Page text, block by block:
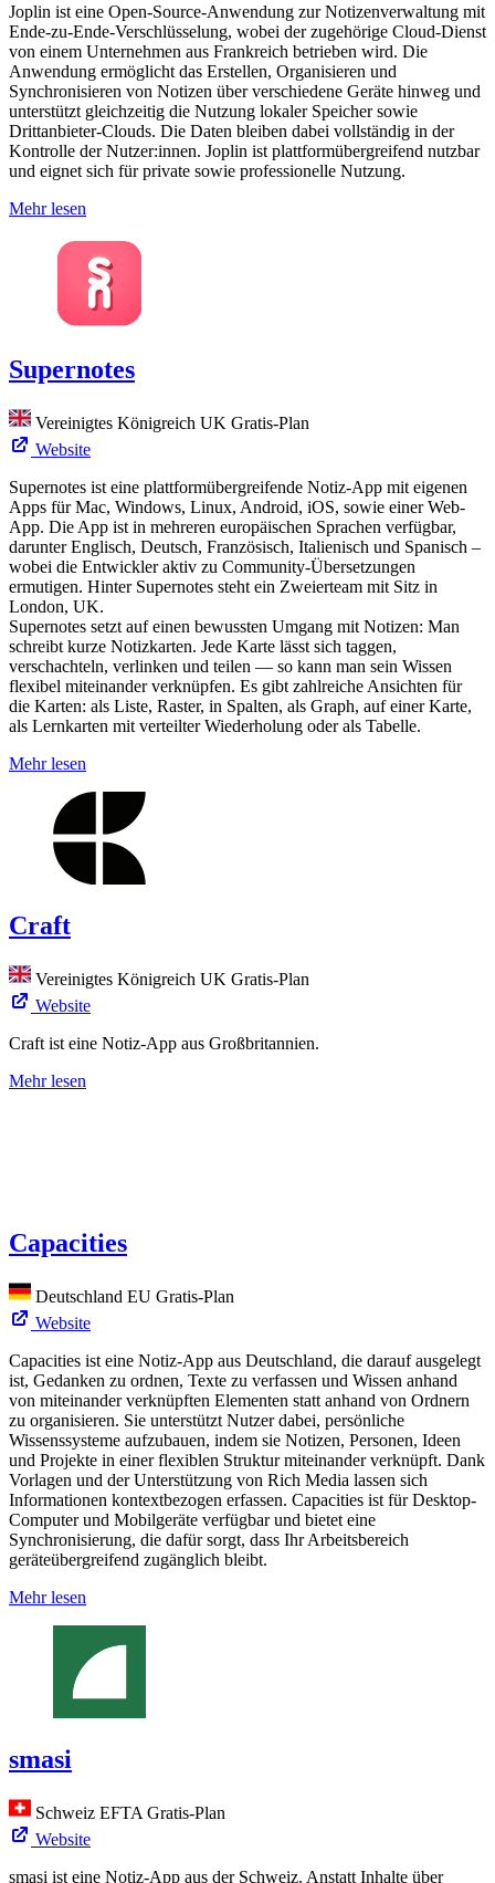
Joplin ist eine Open-Source-Anwendung zur Notizenverwaltung mit
Ende-zu-Ende-Verschlüsselung, wobei der zugehörige Cloud-Dienst
von einem Unternehmen aus Frankreich betrieben wird. Die
Anwendung ermöglicht das Erstellen, Organisieren und
Synchronisieren von Notizen über verschiedene Geräte hinweg und
unterstützt gleichzeitig die Nutzung lokaler Speicher sowie
Drittanbieter-Clouds. Die Daten bleiben dabei vollständig in der
Kontrolle der Nutzer:innen. Joplin ist plattformübergreifend nutzbar
und eignet sich für private sowie professionelle Nutzung.
Mehr lesen
Supernotes
Vereinigtes Königreich UK Gratis-Plan
Website
Supernotes ist eine plattformübergreifende Notiz-App mit eigenen
Apps für Mac, Windows, Linux, Android, iOS, sowie einer Web-
App. Die App ist in mehreren europäischen Sprachen verfügbar,
darunter Englisch, Deutsch, Französisch, Italienisch und Spanisch –
wobei die Entwickler aktiv zu Community-Übersetzungen
ermutigen. Hinter Supernotes steht ein Zweierteam mit Sitz in
London, UK.
Supernotes setzt auf einen bewussten Umgang mit Notizen: Man
schreibt kurze Notizkarten. Jede Karte lässt sich taggen,
verschachteln, verlinken und teilen — so kann man sein Wissen
flexibel miteinander verknüpfen. Es gibt zahlreiche Ansichten für
die Karten: als Liste, Raster, in Spalten, als Graph, auf einer Karte,
als Lernkarten mit verteilter Wiederholung oder als Tabelle.
Mehr lesen
Craft
Vereinigtes Königreich UK Gratis-Plan
Website
Craft ist eine Notiz-App aus Großbritannien.
Mehr lesen
Capacities
Deutschland EU Gratis-Plan
Website
Capacities ist eine Notiz-App aus Deutschland, die darauf ausgelegt
ist, Gedanken zu ordnen, Texte zu verfassen und Wissen anhand
von miteinander verknüpften Elementen statt anhand von Ordnern
zu organisieren. Sie unterstützt Nutzer dabei, persönliche
Wissenssysteme aufzubauen, indem sie Notizen, Personen, Ideen
und Projekte in einer flexiblen Struktur miteinander verknüpft. Dank
Vorlagen und der Unterstützung von Rich Media lassen sich
Informationen kontextbezogen erfassen. Capacities ist für Desktop-
Computer und Mobilgeräte verfügbar und bietet eine
Synchronisierung, die dafür sorgt, dass Ihr Arbeitsbereich
geräteübergreifend zugänglich bleibt.
Mehr lesen
smasi
Schweiz EFTA Gratis-Plan
Website
smasi ist eine Notiz-App aus der Schweiz. Anstatt Inhalte über